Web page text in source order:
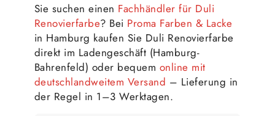
Sie suchen einen Fachhändler für Duli
Renovierfarbe? Bei Proma Farben & Lacke
in Hamburg kaufen Sie Duli Renovierfarbe
direkt im Ladengeschäft (Hamburg-
Bahrenfeld) oder bequem online mit
deutschlandweitem Versand – Lieferung in
der Regel in 1–3 Werktagen.